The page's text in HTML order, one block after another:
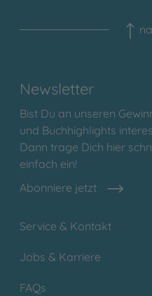
Newsletter
Bist Du an unseren
und Buchhighlights
Dann trage Dich hier
einfach ein!
Abonniere jetzt
Service & Kontakt
Jobs & Karriere
FAQs